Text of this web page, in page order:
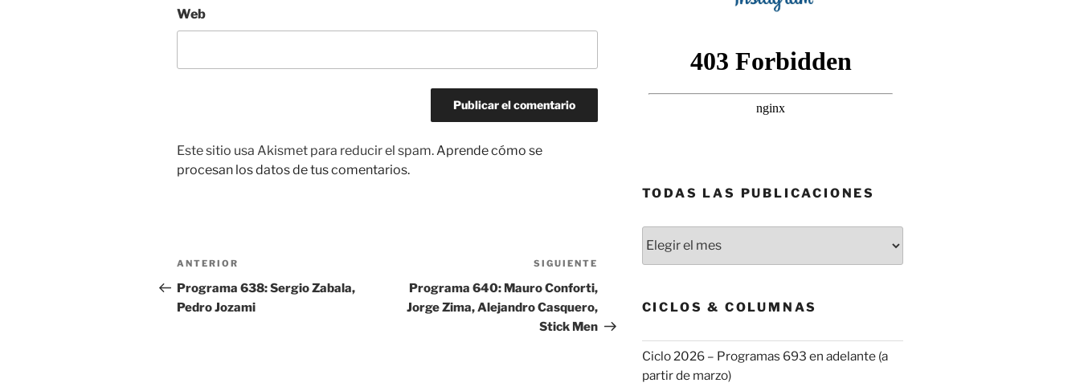
Web
Este sitio usa Akismet para reducir el spam.Aprende cómo se
procesan los datos de tus comentarios.
Navegación
de
entradas
Entrada
anterior:
ANTERIOR
Programa 638: Sergio Zabala,
Pedro Jozami
Siguiente
SIGUIENTE
Programa 640: Mauro Conforti,
Jorge Zima, Alejandro Casquero,
Stick Men
TODAS LAS PUBLICACIONES
las
CICLOS & COLUMNAS
Ciclo 2026 – Programas 693 en adelante (a
partir de marzo)